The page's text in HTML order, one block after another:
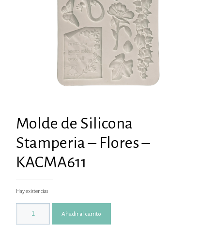
Molde de Silicona
Stamperia – Flores –
KACMA611
Hay existencias
Añadir al carrito